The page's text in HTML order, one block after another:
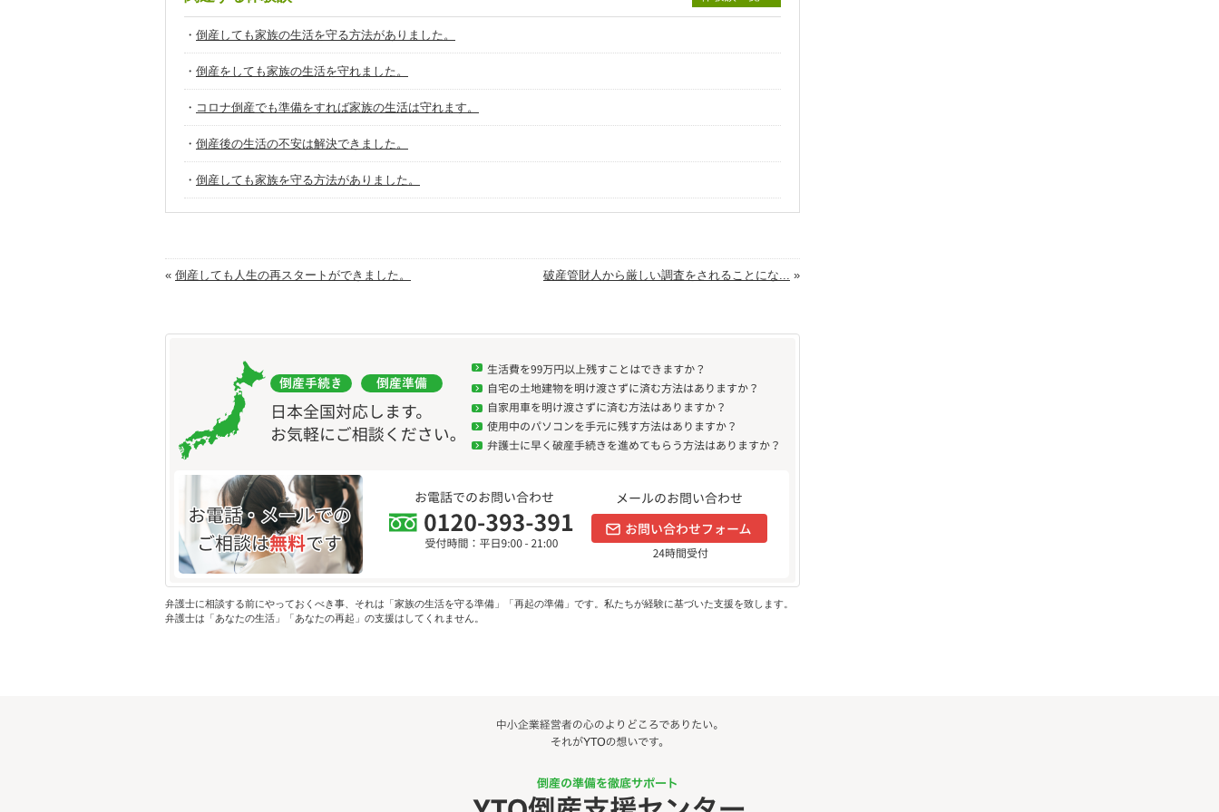
・ 倒産しても家族の生活を守る方法がありました。
・ 倒産をしても家族の生活を守れました。
・ コロナ倒産でも準備をすれば家族の生活は守れます。
・ 倒産後の生活の不安は解決できました。
・ 倒産しても家族を守る方法がありました。
« 倒産しても人生の再スタートができました。 破産管財人から厳しい調査をされることにな... »
弁護士に相談する前にやっておくべき事、それは「家族の生活を守る準備」「再起の準備」です。私たちが経験に基づいた支援を致します。
弁護士は「あなたの生活」「あなたの再起」の支援はしてくれません。